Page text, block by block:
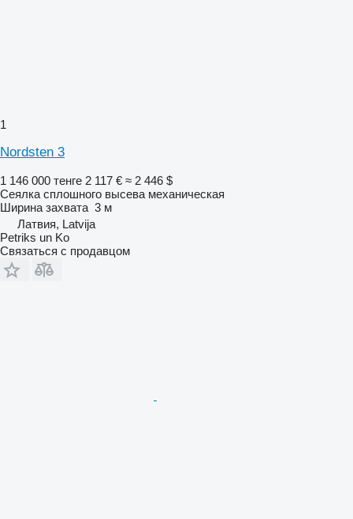
1
Nordsten 3
1 146 000 тенге 2 117 € ≈ 2 446 $
Сеялка сплошного высева механическая
Ширина захвата 3 м
Латвия, Latvija
Petriks un Ko
Связаться с продавцом